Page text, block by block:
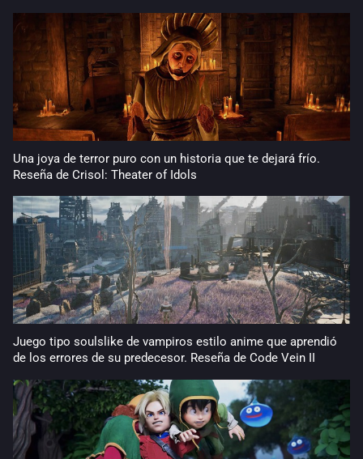
Una joya de terror puro con un historia que te dejará frío.
Reseña de Crisol: Theater of Idols
Juego tipo soulslike de vampiros estilo anime que aprendió
de los errores de su predecesor. Reseña de Code Vein II